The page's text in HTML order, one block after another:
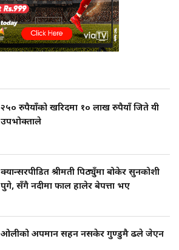
२५० रुपैयाँको खरिदमा १० लाख रुपैयाँ जिते यी
उपभोक्ताले
क्यान्सरपीडित श्रीमती पिठ्युँमा बोकेर सुनकोशी
पुगे, सँगै नदीमा फाल हालेर बेपत्ता भए
ओलीको अपमान सहन नसकेर गुण्डुमै ढले जेएन